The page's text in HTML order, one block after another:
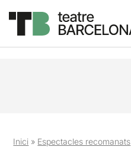
Inici » Espectacles recomanats